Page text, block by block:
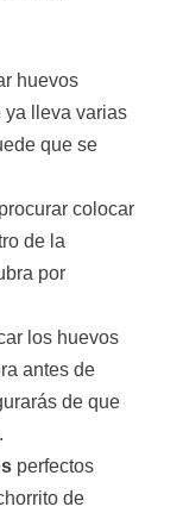
huevos
ya lleva varias
que se
colocar
de la
por
los huevos
antes de
de que
perfectos
de